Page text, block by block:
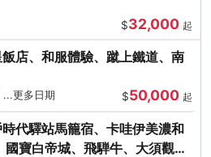
$32,000 起
店、和服體驗、蹴上鐵道、南
...更多日期 $50,000 起
代驛站馬籠宿、卡哇伊美濃和
寶白帝城、飛騨牛、大須觀音